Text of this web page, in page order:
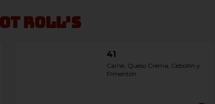
Roll's
41
Carne, Queso Crema, Cebollín y
Pimentón